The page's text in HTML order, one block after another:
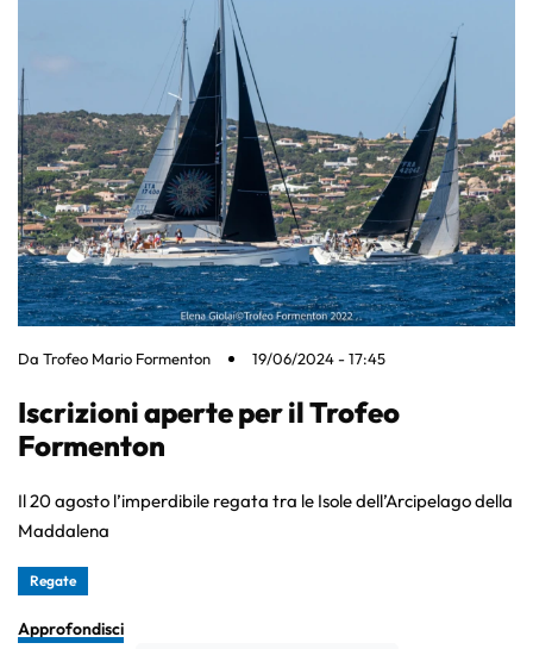
Da Trofeo Mario Formenton 19/06/2024 - 17:45
Iscrizioni aperte per il Trofeo
Formenton
Il 20 agosto l’imperdibile regata tra le Isole dell’Arcipelago della
Maddalena
Regate
Approfondisci